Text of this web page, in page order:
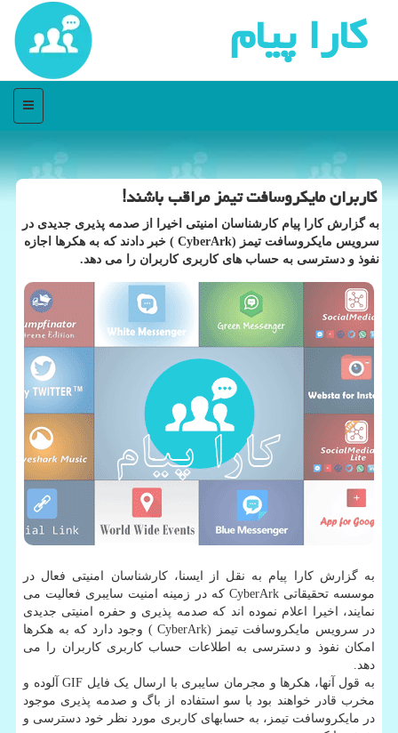
كارا پیام
منو
كاربران مایكروسافت تیمز مراقب باشند!
به گزارش كارا پیام كارشناسان امنیتی اخیرا از صدمه پذیری جدیدی در
سرویس مایكروسافت تیمز (CyberArk ) خبر دادند كه به هكرها اجازه
نفوذ و دسترسی به حساب های كاربری كاربران را می دهد.
به گزارش کارا پیام به نقل از ایسنا، کارشناسان امنیتی فعال در
موسسه تحقیقاتی CyberArk که در زمینه امنیت سایبری فعالیت می
نمایند، اخیرا اعلام نموده اند که صدمه پذیری و حفره امنیتی جدیدی
در سرویس مایکروسافت تیمز (CyberArk ) وجود دارد که به هکرها
امکان نفوذ و دسترسی به اطلاعات حساب کاربری کاربران را می
دهد.
به قول آنها، هکرها و مجرمان سایبری با ارسال یک فایل GIF آلوده و
مخرب قادر خواهند بود با سو استفاده از باگ و صدمه پذیری موجود
در مایکروسافت تیمز، به حسابهای کاربری مورد نظر خود دسترسی و